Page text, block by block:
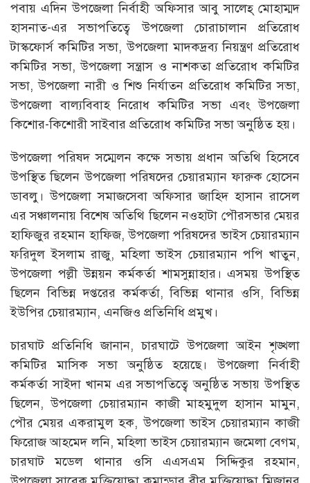
পবায় এদিন উপজেলা নির্বাহী অফিসার আবু সালেহ্ মোহাম্মদ
হাসনাত-এর সভাপতিত্বে উপজেলা চোরাচালান প্রতিরোধ
টাস্কফোর্স কমিটির সভা, উপজেলা মাদকদ্রব্য নিয়ন্ত্রণ প্রতিরোধ
কমিটির সভা, উপজেলা সন্ত্রাস ও নাশকতা প্রতিরোধ কমিটির
সভা, উপজেলা নারী ও শিশু নির্যাতন প্রতিরোধ কমিটির সভা,
উপজেলা বাল্যবিবাহ নিরোধ কমিটির সভা এবং উপজেলা
কিশোর-কিশোরী সাইবার প্রতিরোধ কমিটির সভা অনুষ্ঠিত হয়।
উপজেলা পরিষদ সম্মেলন কক্ষে সভায় প্রধান অতিথি হিসেবে
উপস্থিত ছিলেন উপজেলা পরিষদের চেয়ারম্যান ফারুক হোসেন
ডাবলু। উপজেলা সমাজসেবা অফিসার জাহিদ হাসান রাসেল
এর সঞ্চালনায় বিশেষ অতিথি ছিলেন নওহাটা পৌরসভার মেয়র
হাফিজুর রহমান হাফিজ, উপজেলা পরিষদের ভাইস চেয়ারম্যান
ফরিদুল ইসলাম রাজু, মহিলা ভাইস চেয়ারম্যান পপি খাতুন,
উপজেলা পল্লী উন্নয়ন কর্মকর্তা শামসুন্নাহার। এসময় উপস্থিত
ছিলেন বিভিন্ন দপ্তরের কর্মকর্তা, বিভিন্ন থানার ওসি, বিভিন্ন
ইউপির চেয়ারম্যান, এনজিও প্রতিনিধি প্রমুখ।
চারঘাট প্রতিনিধি জানান, চারঘাটে উপজেলা আইন শৃঙ্খলা
কমিটির মাসিক সভা অনুষ্ঠিত হয়েছে। উপজেলা নির্বাহী
কর্মকর্তা সাইদা খানম এর সভাপতিত্বে অনুষ্ঠিত সভায় উপস্থিত
ছিলেন, উপজেলা চেয়ারম্যান কাজী মাহমুদুল হাসান মামুন,
পৌর মেয়র একরামুল হক, উপজেলা ভাইস চেয়ারম্যান কাজী
ফিরোজ আহমেদ লনি, মহিলা ভাইস চেয়ারম্যান জমেলা বেগম,
চারঘাট মডেল থানার ওসি এএসএম সিদ্দিকুর রহমান,